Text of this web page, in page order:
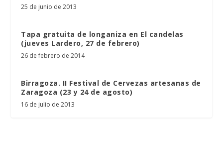
25 de junio de 2013
Tapa gratuita de longaniza en El candelas
(jueves Lardero, 27 de febrero)
26 de febrero de 2014
Birragoza. II Festival de Cervezas artesanas de
Zaragoza (23 y 24 de agosto)
16 de julio de 2013